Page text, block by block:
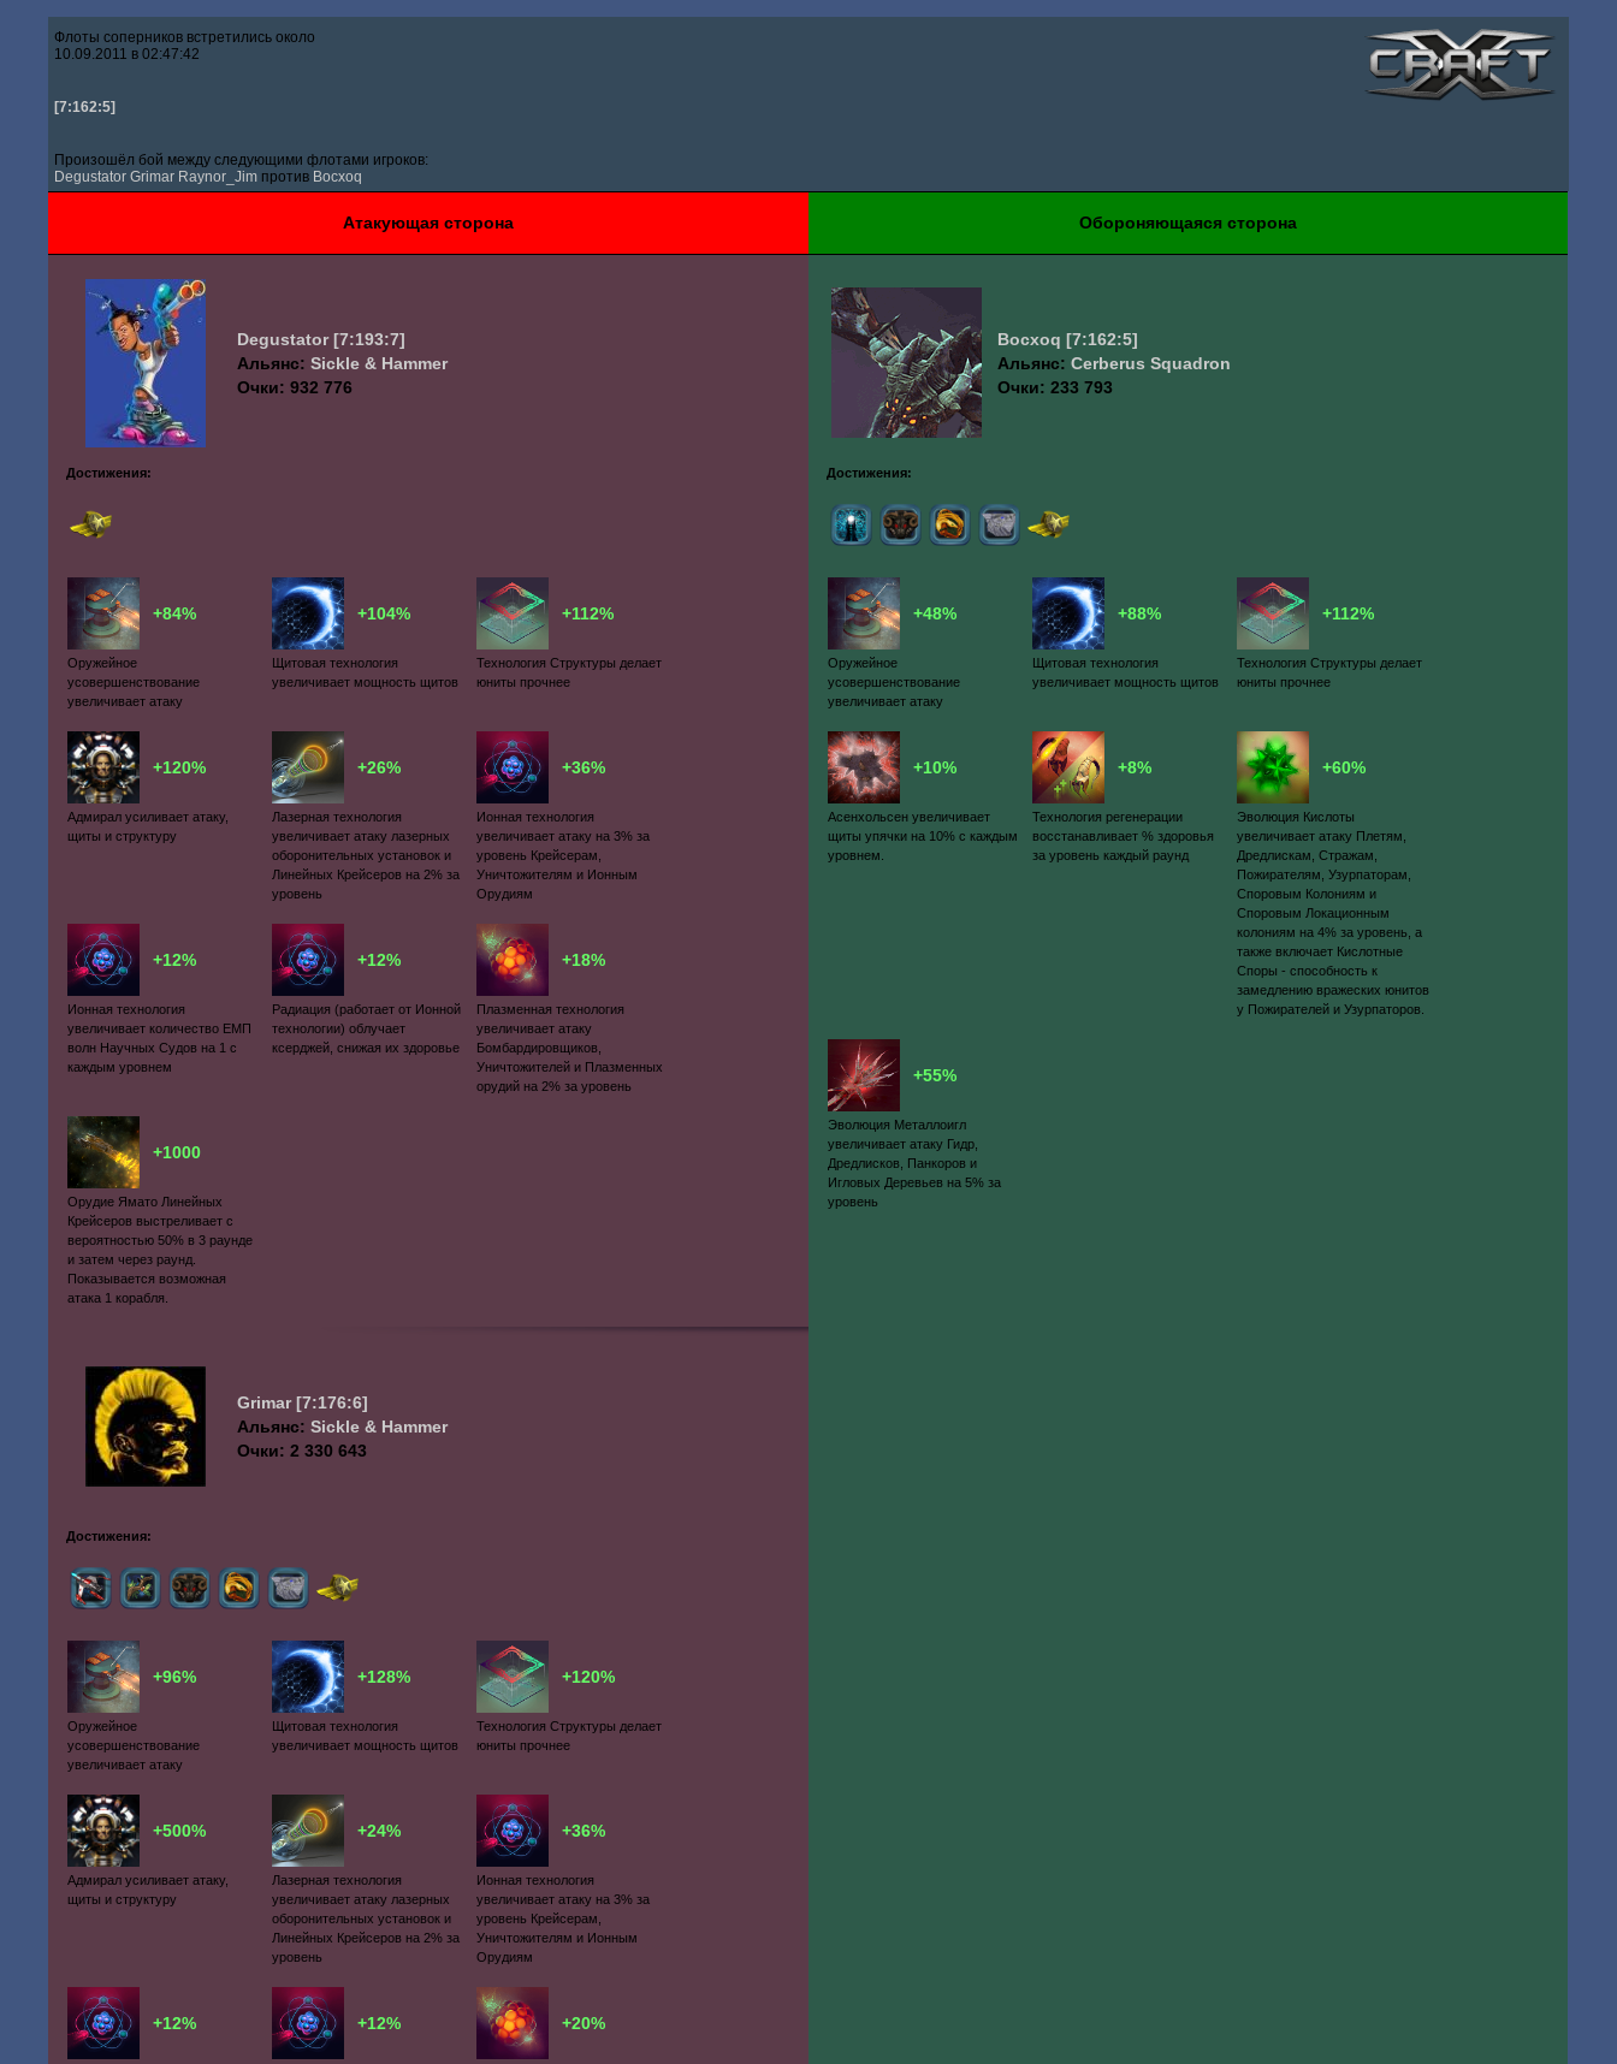
Флоты соперников встретились около
10.09.2011 в 02:47:42
[7:162:5]
Произошёл бой между следующими флотами игроков:
Degustator Grimar Raynor_Jim против Bocxoq
Атакующая сторона Обороняющаяся сторона
Degustator [7:193:7]
Альянс:Sickle & Hammer
Очки: 932 776
Достижения:
+84%
Оружейное
усовершенствование
увеличивает атаку
+104%
Щитовая технология
увеличивает мощность щитов
+112%
Технология Структуры делает
юниты прочнее
+120%
Адмирал усиливает атаку,
щиты и структуру
+26%
Лазерная технология
увеличивает атаку лазерных
оборонительных установок и
Линейных Крейсеров на 2% за
уровень
+36%
Ионная технология
увеличивает атаку на 3% за
уровень Крейсерам,
Уничтожителям и Ионным
Орудиям
+12%
Ионная технология
увеличивает количество ЕМП
волн Научных Судов на 1 с
каждым уровнем
+12%
Радиация (работает от Ионной
технологии) облучает
ксерджей, снижая их здоровье
+18%
Плазменная технология
увеличивает атаку
Бомбардировщиков,
Уничтожителей и Плазменных
орудий на 2% за уровень
+1000
Орудие Ямато Линейных
Крейсеров выстреливает с
вероятностью 50% в 3 раунде
и затем через раунд.
Показывается возможная
атака 1 корабля.
Grimar [7:176:6]
Альянс:Sickle & Hammer
Очки: 2 330 643
Достижения:
+96%
Оружейное
усовершенствование
увеличивает атаку
+128%
Щитовая технология
увеличивает мощность щитов
+120%
Технология Структуры делает
юниты прочнее
+500%
Адмирал усиливает атаку,
щиты и структуру
+24%
Лазерная технология
увеличивает атаку лазерных
оборонительных установок и
Линейных Крейсеров на 2% за
уровень
+36%
Ионная технология
увеличивает атаку на 3% за
уровень Крейсерам,
Уничтожителям и Ионным
Орудиям
+12% +12% +20%
Bocxoq [7:162:5]
Альянс:Cerberus Squadron
Очки: 233 793
Достижения:
+48%
Оружейное
усовершенствование
увеличивает атаку
+88%
Щитовая технология
увеличивает мощность щитов
+112%
Технология Структуры делает
юниты прочнее
+10%
Асенхольсен увеличивает
щиты упячки на 10% с каждым
уровнем.
+8%
Технология регенерации
восстанавливает % здоровья
за уровень каждый раунд
+60%
Эволюция Кислоты
увеличивает атаку Плетям,
Дредлискам, Стражам,
Пожирателям, Узурпаторам,
Споровым Колониям и
Споровым Локационным
колониям на 4% за уровень, а
также включает Кислотные
Споры - способность к
замедлению вражеских юнитов
у Пожирателей и Узурпаторов.
+55%
Эволюция Металлоигл
увеличивает атаку Гидр,
Дредлисков, Панкоров и
Игловых Деревьев на 5% за
уровень